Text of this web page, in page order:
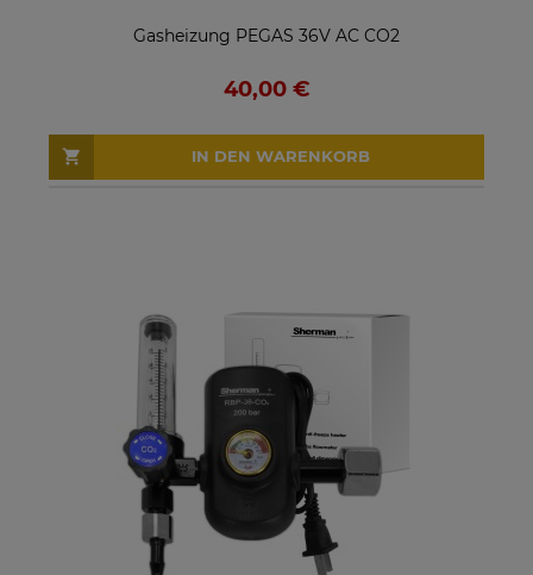
Gasheizung PEGAS 36V AC CO2
40,00 €
IN DEN WARENKORB